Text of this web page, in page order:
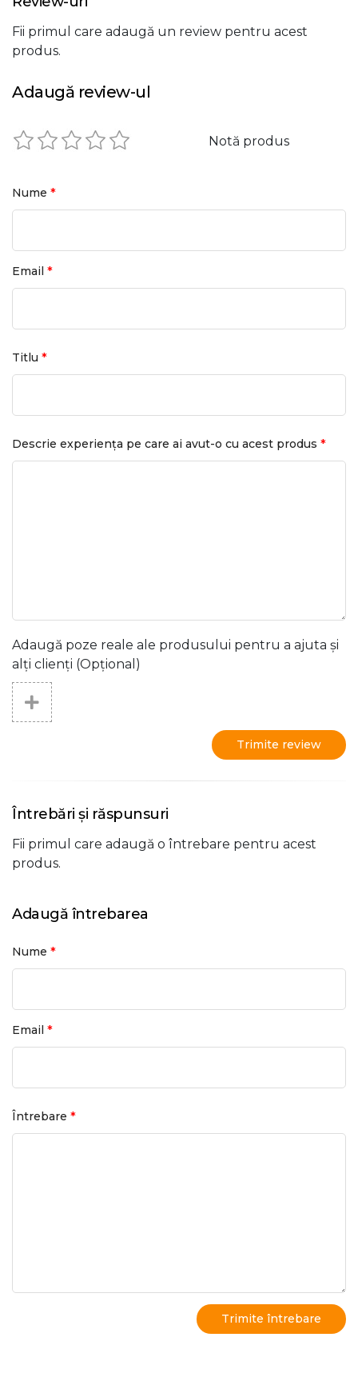
Fii primul care adaugă un review pentru acest
produs.
Adaugă review-ul
Notă produs
Nume *
Email *
Titlu *
Descrie experiența pe care ai avut-o cu acest produs *
Adaugă poze reale ale produsului pentru a ajuta și
alți clienți (Opțional)
Trimite review
Întrebări și răspunsuri
Fii primul care adaugă o întrebare pentru acest
produs.
Adaugă întrebarea
Nume *
Email *
Întrebare *